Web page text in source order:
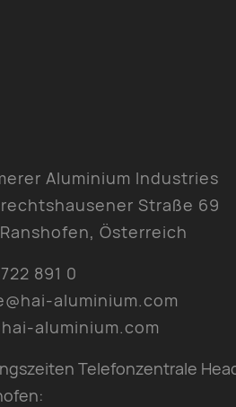
Aluminium Industries
Straße 69
Österreich
891 0
aluminium.com
aluminium.com
Telefonzentrale